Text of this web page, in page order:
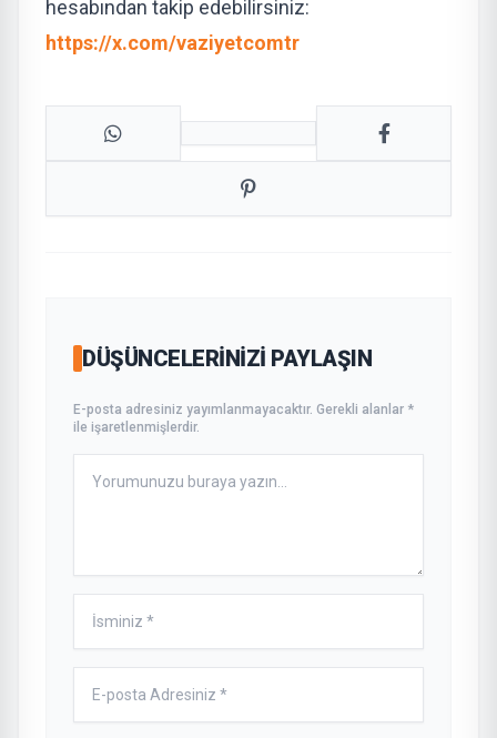
hesabından takip edebilirsiniz:
https://x.com/vaziyetcomtr
DÜŞÜNCELERINIZI PAYLAŞIN
E-posta adresiniz yayımlanmayacaktır. Gerekli alanlar *
ile işaretlenmişlerdir.